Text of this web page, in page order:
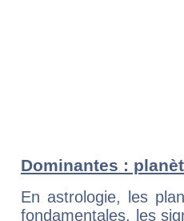
Dominantes :
En astrologie, les
fondamentales, les